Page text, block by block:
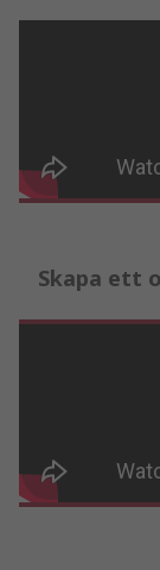
Skapa ett